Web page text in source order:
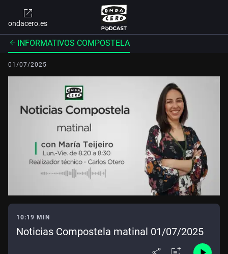
ondacero.es
INFORMATIVOS COMPOSTELA
01/07/2025
10:19 MIN
Noticias Compostela matinal 01/07/2025